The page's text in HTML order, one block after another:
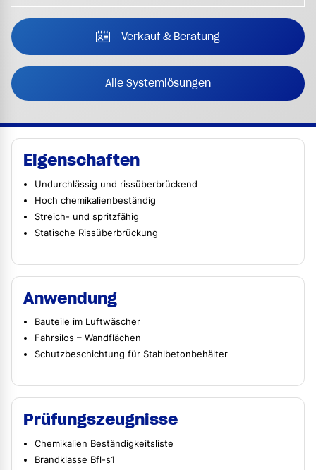
Verkauf & Beratung
Alle Systemlösungen
Eigenschaften
Undurchlässig und rissüberbrückend
Hoch chemikalienbeständig
Streich- und spritzfähig
Statische Rissüberbrückung
Anwendung
Bauteile im Luftwäscher
Fahrsilos – Wandflächen
Schutzbeschichtung für Stahlbetonbehälter
Prüfungszeugnisse
Chemikalien Beständigkeitsliste
Brandklasse Bfl-s1